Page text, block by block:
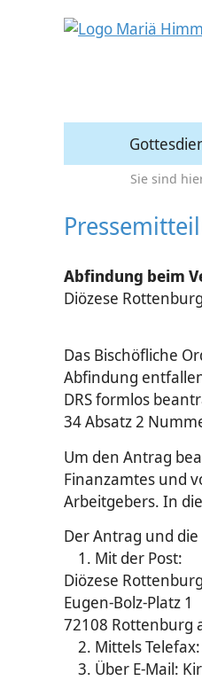
Abfindung beim
Diözese
Das Bischöfliche
Abfindung
DRS formlos
34 Absatz 2
Um den Antrag
Finanzamtes und
Arbeitgebers. In
Der Antrag und
1. Mit der Post:
Diözese
Eugen-Bolz-Platz 1
72108 Rottenburg
2. Mittels
3. Über E-Mail: